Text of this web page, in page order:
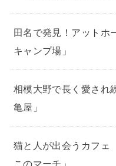
田名で発見！アットホ
キャンプ場」
相模大野で長く愛され
亀屋」
猫と人が出会うカフ
このマーチ」